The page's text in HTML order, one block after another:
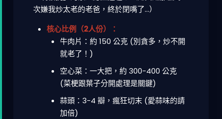
次嫌我炒太老的老爸，終於閉嘴了...）
核心比例（2人份）：
牛肉片：約 150 公克 (別貪多，炒不開
就老了！)
空心菜：一大把，約 300-400 公克
(菜梗跟葉子分開處理是關鍵)
蒜頭：3-4 瓣，瘋狂切末 (愛蒜味的請
加倍)